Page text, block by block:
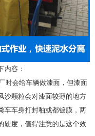
内容：
时会给车辆做漆面，但漆面
沙颗粒会对漆面较薄的地方
车车身打封釉或都镀膜，两
硬度，值得注意的是这个效